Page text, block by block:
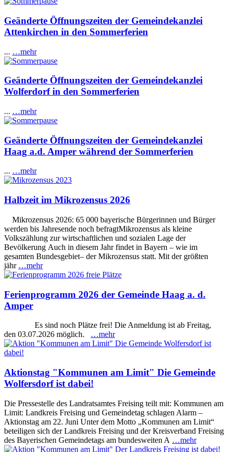
Geänderte Öffnungszeiten der Gemeindekanzlei
Attenkirchen in den Sommerferien
... …mehr
Geänderte Öffnungszeiten der Gemeindekanzlei
Wolferdorf in den Sommerferien
... …mehr
Geänderte Öffnungszeiten der Gemeindekanzlei
Haag a.d. Amper während der Sommerferien
... …mehr
Halbzeit im Mikrozensus 2026
Mikrozensus 2026: 65 000 bayerische Bürgerinnen und Bürger
werden bis Jahresende noch befragtMikrozensus als kleine
Volkszählung zur wirtschaftlichen und sozialen Lage der
Bevölkerung Auch in diesem Jahr findet in Bayern – wie im
gesamten Bundesgebiet– der Mikrozensus statt. Mit der größten
jähr …mehr
Ferienprogramm 2026 der Gemeinde Haag a. d.
Amper
Es sind noch Plätze frei! Die Anmeldung ist ab Freitag,
den 03.07.2026 möglich. …mehr
Aktionstag "Kommunen am Limit" Die Gemeinde
Wolfersdorf ist dabei!
Die Pressestelle des Landratsamtes Freising teilt mit: Kommunen am
Limit: Landkreis Freising und Gemeindetag schlagen Alarm –
Aktionstag am 22. Juni Unter dem Motto „Kommunen am Limit“
beteiligen sich der Landkreis Freising und der Kreisverband Freising
des Bayerischen Gemeindetags am bundesweiten A …mehr